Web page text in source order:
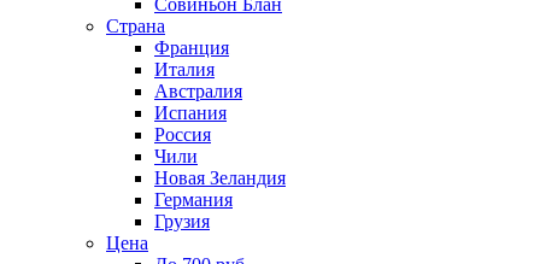
Страна
Франция
Италия
Австралия
Испания
Россия
Чили
Новая Зеландия
Германия
Грузия
Цена